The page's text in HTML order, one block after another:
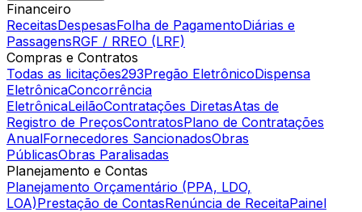
Financeiro
ReceitasDespesasFolha de PagamentoDiárias e
PassagensRGF / RREO (LRF)
Compras e Contratos
Todas as licitações293Pregão EletrônicoDispensa
EletrônicaConcorrência
EletrônicaLeilãoContratações DiretasAtas de
Registro de PreçosContratosPlano de Contratações
AnualFornecedores SancionadosObras
PúblicasObras Paralisadas
Planejamento e Contas
Planejamento Orçamentário (PPA, LDO,
LOA)Prestação de ContasRenúncia de ReceitaPainel